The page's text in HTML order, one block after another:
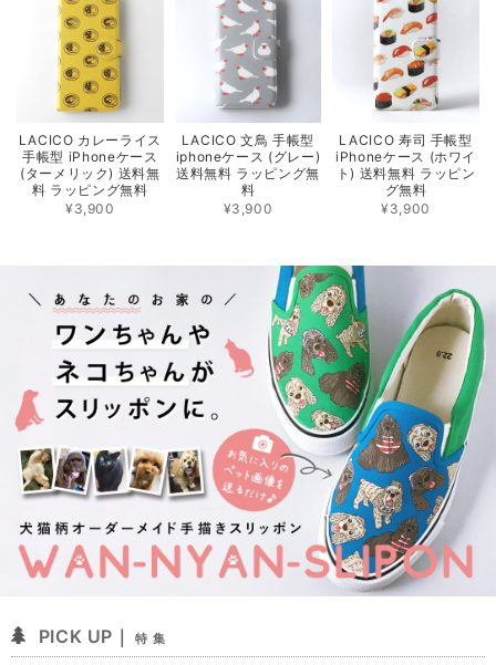
LACICO カレーライス
手帳型 iPhoneケース
(ターメリック) 送料無
料 ラッピング無料
¥3,900
LACICO 文鳥 手帳型
iphoneケース (グレー)
送料無料 ラッピング無
料
¥3,900
LACICO 寿司 手帳型
iPhoneケース (ホワイ
ト) 送料無料 ラッピン
グ無料
¥3,900
PICK UP｜ 特 集